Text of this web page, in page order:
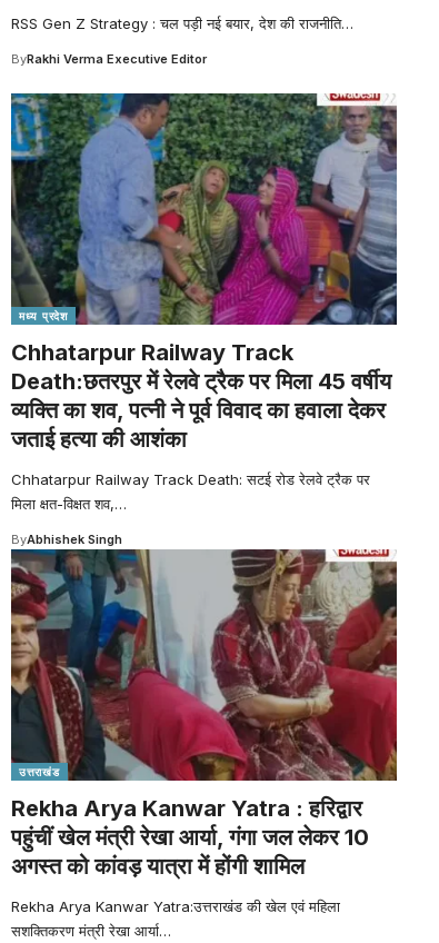
RSS Gen Z Strategy : चल पड़ी नई बयार, देश की राजनीति…
ByRakhi Verma Executive Editor
मध्य प्रदेश
Chhatarpur Railway Track
Death:छतरपुर में रेलवे ट्रैक पर मिला 45 वर्षीय
व्यक्ति का शव, पत्नी ने पूर्व विवाद का हवाला देकर
जताई हत्या की आशंका
Chhatarpur Railway Track Death: सटई रोड रेलवे ट्रैक पर
मिला क्षत-विक्षत शव,…
ByAbhishek Singh
उत्तराखंड
Rekha Arya Kanwar Yatra : हरिद्वार
पहुंचीं खेल मंत्री रेखा आर्या, गंगा जल लेकर 10
अगस्त को कांवड़ यात्रा में होंगी शामिल
Rekha Arya Kanwar Yatra:उत्तराखंड की खेल एवं महिला
सशक्तिकरण मंत्री रेखा आर्या…